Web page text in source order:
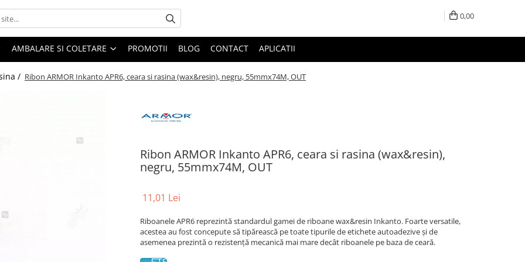
0,00
AMBALARE SI COLETARE PROMOTII BLOG CONTACT APLICATII
/ Ribon ARMOR Inkanto APR6, ceara si rasina (wax&resin), negru, 55mmx74M, OUT
Ribon ARMOR Inkanto APR6, ceara si rasina (wax&resin),
negru, 55mmx74M, OUT
11,01 Lei
Riboanele APR6 reprezintă standardul gamei de riboane wax&resin Inkanto. Foarte versatile,
acestea au fost concepute să tipărească pe toate tipurile de etichete autoadezive și de
asemenea prezintă o rezistență mecanică mai mare decât riboanele pe baza de ceară.